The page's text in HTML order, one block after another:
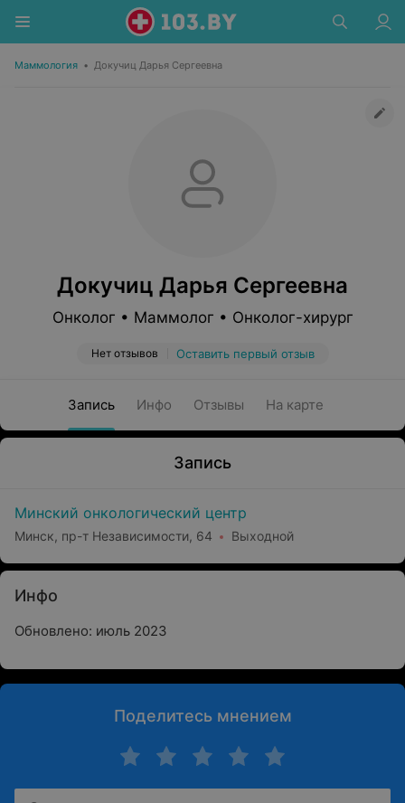
Маммология • Докучиц Дарья Сергеевна
Докучиц Дарья Сергеевна
Онколог • Маммолог • Онколог-хирург
Нет отзывов Оставить первый отзыв
Запись Инфо Отзывы На карте
Запись
Минский онкологический центр
Минск, пр-т Независимости, 64 Выходной
Инфо
Обновлено: июль 2023
Поделитесь мнением